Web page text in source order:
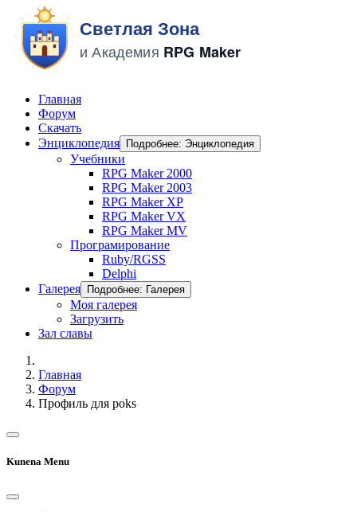
Главная
Форум
Скачать
Энциклопедия
Подробнее: Энциклопедия
Учебники
RPG Maker 2000
RPG Maker 2003
RPG Maker XP
RPG Maker VX
RPG Maker MV
Програмирование
Ruby/RGSS
Delphi
Галерея
Подробнее: Галерея
Моя галерея
Загрузить
Зал славы
Главная
Форум
Профиль для poks
Kunena Menu